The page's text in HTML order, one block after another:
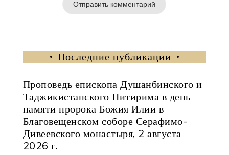
Последние публикации
Проповедь епископа Душанбинского и
Таджикистанского Питирима в день
памяти пророка Божия Илии в
Благовещенском соборе Серафимо-
Дивеевского монастыря, 2 августа
2026 г.